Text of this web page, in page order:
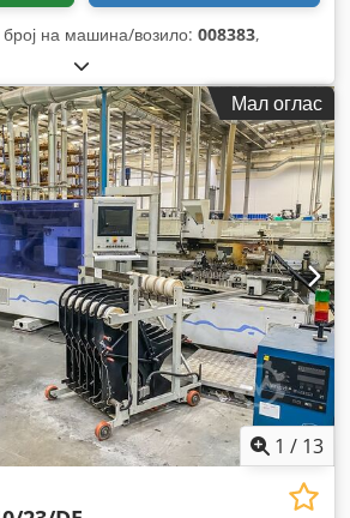
број на машина/возило: 008383,
Мал оглас
1 / 13